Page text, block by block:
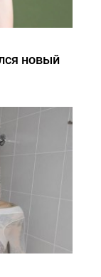
новый